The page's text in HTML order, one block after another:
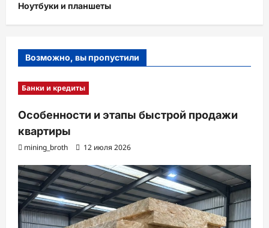
Ноутбуки и планшеты
Возможно, вы пропустили
Банки и кредиты
Особенности и этапы быстрой продажи
квартиры
mining_broth 12 июля 2026